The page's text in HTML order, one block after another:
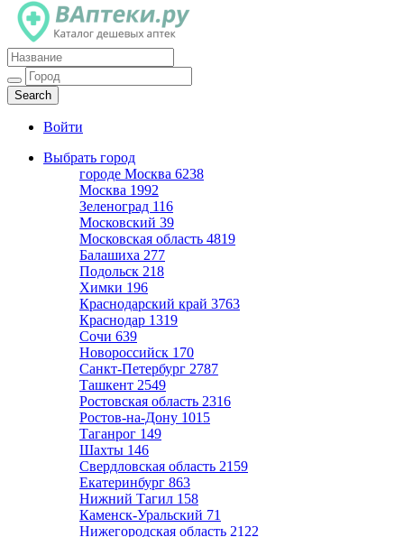
Каталог дешевых аптек
Войти
Выбрать город
городе Москва 6238
Москва 1992
Зеленоград 116
Московский 39
Московская область 4819
Балашиха 277
Подольск 218
Химки 196
Краснодарский край 3763
Краснодар 1319
Сочи 639
Новороссийск 170
Санкт-Петербург 2787
Ташкент 2549
Ростовская область 2316
Ростов-на-Дону 1015
Таганрог 149
Шахты 146
Свердловская область 2159
Екатеринбург 863
Нижний Тагил 158
Каменск-Уральский 71
Нижегородская область 2122